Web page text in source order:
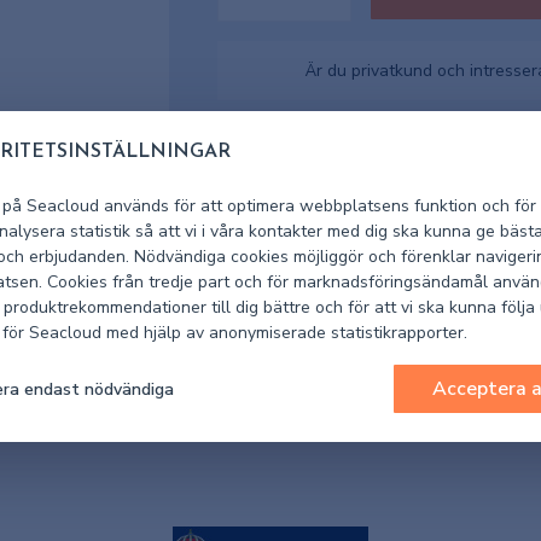
på Seacloud används för att optimera webbplatsens funktion och
statistik så att vi i våra kontakter med dig ska kunna ge
erbjudanden. Nödvändiga cookies möjliggör och förenklar
Cookies från tredje part och för marknadsföringsändamål
till dig bättre och för att vi ska kunna följa
Seacloud med hjälp av anonymiserade statistikrapporter.
endast nödvändiga Acceptera
Är du privatkund och
Lagerstatus
Artikelnummer leverantör 152603
Artikelnummer Seacloud 1002-